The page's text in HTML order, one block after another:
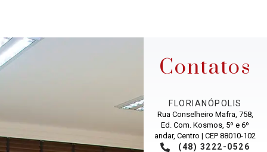
Contatos
FLORIANÓPOLIS
Rua Conselheiro Mafra, 758,
Ed. Com. Kosmos, 5º e 6º
andar, Centro | CEP 88010-102
(48) 3222-0526